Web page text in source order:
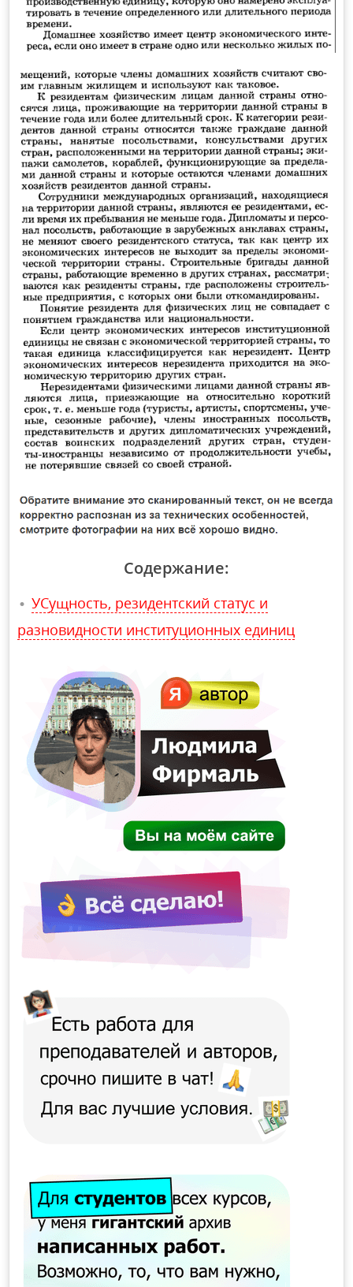
Содержание:
УСущность, резидентский статус и
разновидности институционных единиц